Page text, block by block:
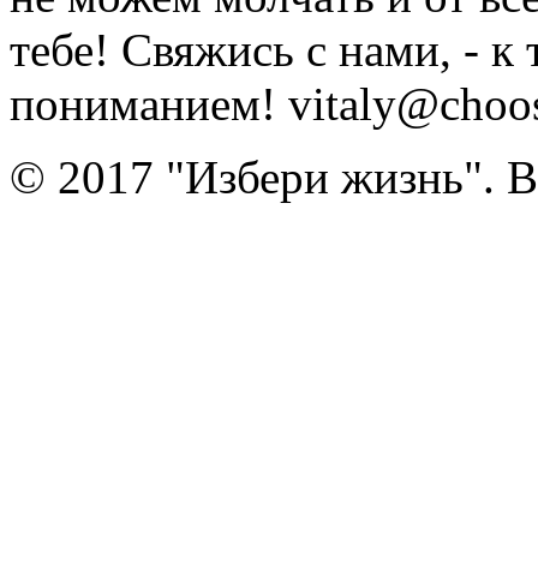
тебе! Свяжись с нами, - к
пониманием!
© 2017 "Избери жизнь".